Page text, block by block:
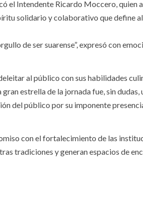
el Intendente Ricardo Moccero, quien
solidario y colaborativo que define
de ser suarense”, expresó con
al público con sus habilidades
estrella de la jornada fue, sin dudas,
del público por su imponente
con el fortalecimiento de las
tradiciones y generan espacios de